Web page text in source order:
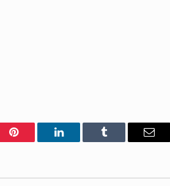
Pinterest LinkedIn Tumblr